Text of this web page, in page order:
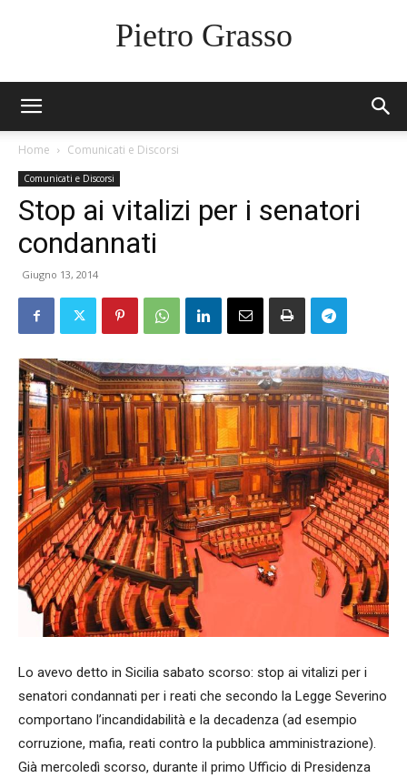
Pietro Grasso
Home Comunicati e Discorsi
Comunicati e Discorsi
Stop ai vitalizi per i senatori
condannati
Giugno 13, 2014
Lo avevo detto in Sicilia sabato scorso: stop ai vitalizi per i
senatori condannati per i reati che secondo la Legge Severino
comportano l’incandidabilità e la decadenza (ad esempio
corruzione, mafia, reati contro la pubblica amministrazione).
Già mercoledì scorso, durante il primo Ufficio di Presidenza